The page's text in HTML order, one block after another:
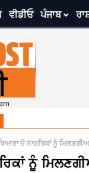
ਵੀਡੀਓ ਪੰਜਾਬ
ਦੇ ਨਾਗਰਿਕਾਂ ਨੂੰ
ਨੂੰ